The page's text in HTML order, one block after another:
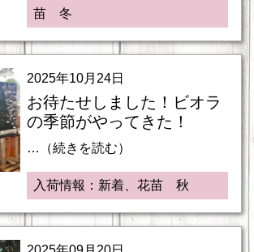
苗 冬
2025年10月24日
お待たせしました！ビオラ
の季節がやってきた！
…（続きを読む）
入荷情報：新着、花苗 秋